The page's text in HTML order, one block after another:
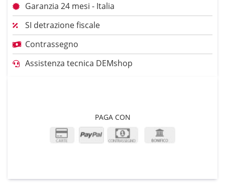
Garanzia 24 mesi - Italia
SI detrazione fiscale
Contrassegno
Assistenza tecnica DEMshop
PAGA CON